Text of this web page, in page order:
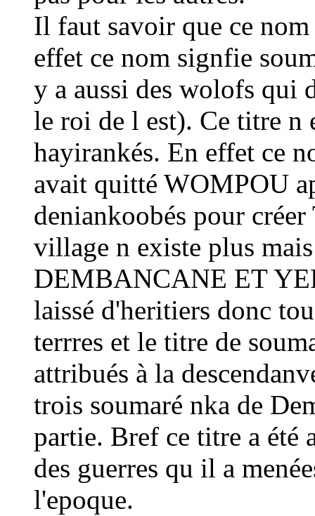
Il faut savoir que ce
effet ce nom signfie
y a aussi des wolofs qui
le roi de l est). Ce titre n
hayirankés. En effet ce
avait quitté WOMPOU
deniankoobés pour
village n existe plus
DEMBANCANE ET
laissé d'heritiers donc
terrres et le titre de
attribués à la
trois soumaré nka de
partie. Bref ce titre a été
des guerres qu il a
l'epoque.